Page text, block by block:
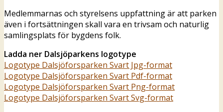
Medlemmarnas och styrelsens uppfattning är att parken
även i fortsättningen skall vara en trivsam och naturlig
samlingsplats för bygdens folk.
Ladda ner Dalsjöparkens logotype
Logotype Dalsjöforsparken Svart Jpg-format
Logotype Dalsjöforsparken Svart Pdf-format
Logotype Dalsjöforsparken Svart Png-format
Logotype Dalsjöforsparken Svart Svg-format